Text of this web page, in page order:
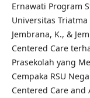
Ernawati Program
Universitas Triatma
Jembrana, K., &
Centered Care
Prasekolah yang
Cempaka RSU
Centered Care and